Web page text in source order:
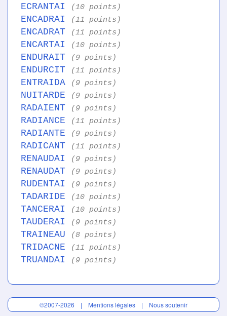
ECRANTAI (10 points)
ENCADRAI (11 points)
ENCADRAT (11 points)
ENCARTAI (10 points)
ENDURAIT (9 points)
ENDURCIT (11 points)
ENTRAIDA (9 points)
NUITARDE (9 points)
RADAIENT (9 points)
RADIANCE (11 points)
RADIANTE (9 points)
RADICANT (11 points)
RENAUDAI (9 points)
RENAUDAT (9 points)
RUDENTAI (9 points)
TADARIDE (10 points)
TANCERAI (10 points)
TAUDERAI (9 points)
TRAINEAU (8 points)
TRIDACNE (11 points)
TRUANDAI (9 points)
©2007-2026 | Mentions légales | Nous soutenir